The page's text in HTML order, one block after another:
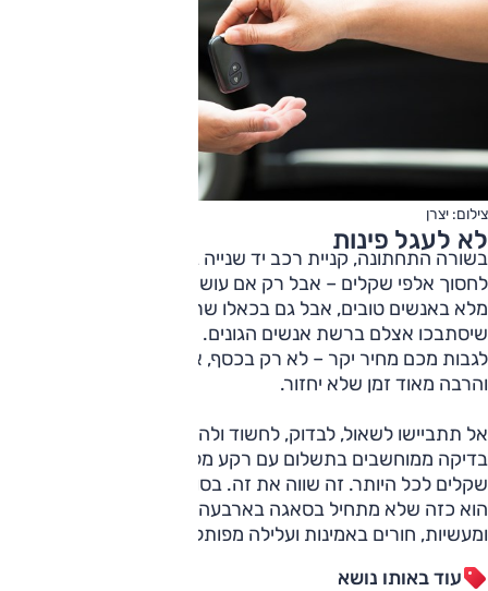
צילום: יצרן
לא לעגל פינות
בשורה התחתונה, קניית רכב יד שנייה בישראל היא הזדמנות
לחסוך אלפי שקלים – אבל רק אם עושים את זה נכון. שוק הרכב
מלא באנשים טובים, אבל גם בכאלו שרק מחכים להזדמנות
שיסתבכו אצלם ברשת אנשים הגונים. סוחר בתחפושת עלול
לגבות מכם מחיר יקר – לא רק בכסף, אלא גם בעוגמת נפש
והרבה מאוד זמן שלא יחזור.
אל תתביישו לשאול, לבדוק, לחשוד ולהתעקש - ולהזמין גם דוחות
בדיקה ממוחשבים בתשלום עם רקע מלא תמורת כמה מאות
שקלים לכל היותר. זה שווה את זה. בסוף, רכב טוב, מאיש מהימן,
הוא כזה שלא מתחיל בסאגה בארבעה חלקים או מלא בסתירות
ומעשיות, חורים באמינות ועלילה מפותלת.
עוד באותו נושא